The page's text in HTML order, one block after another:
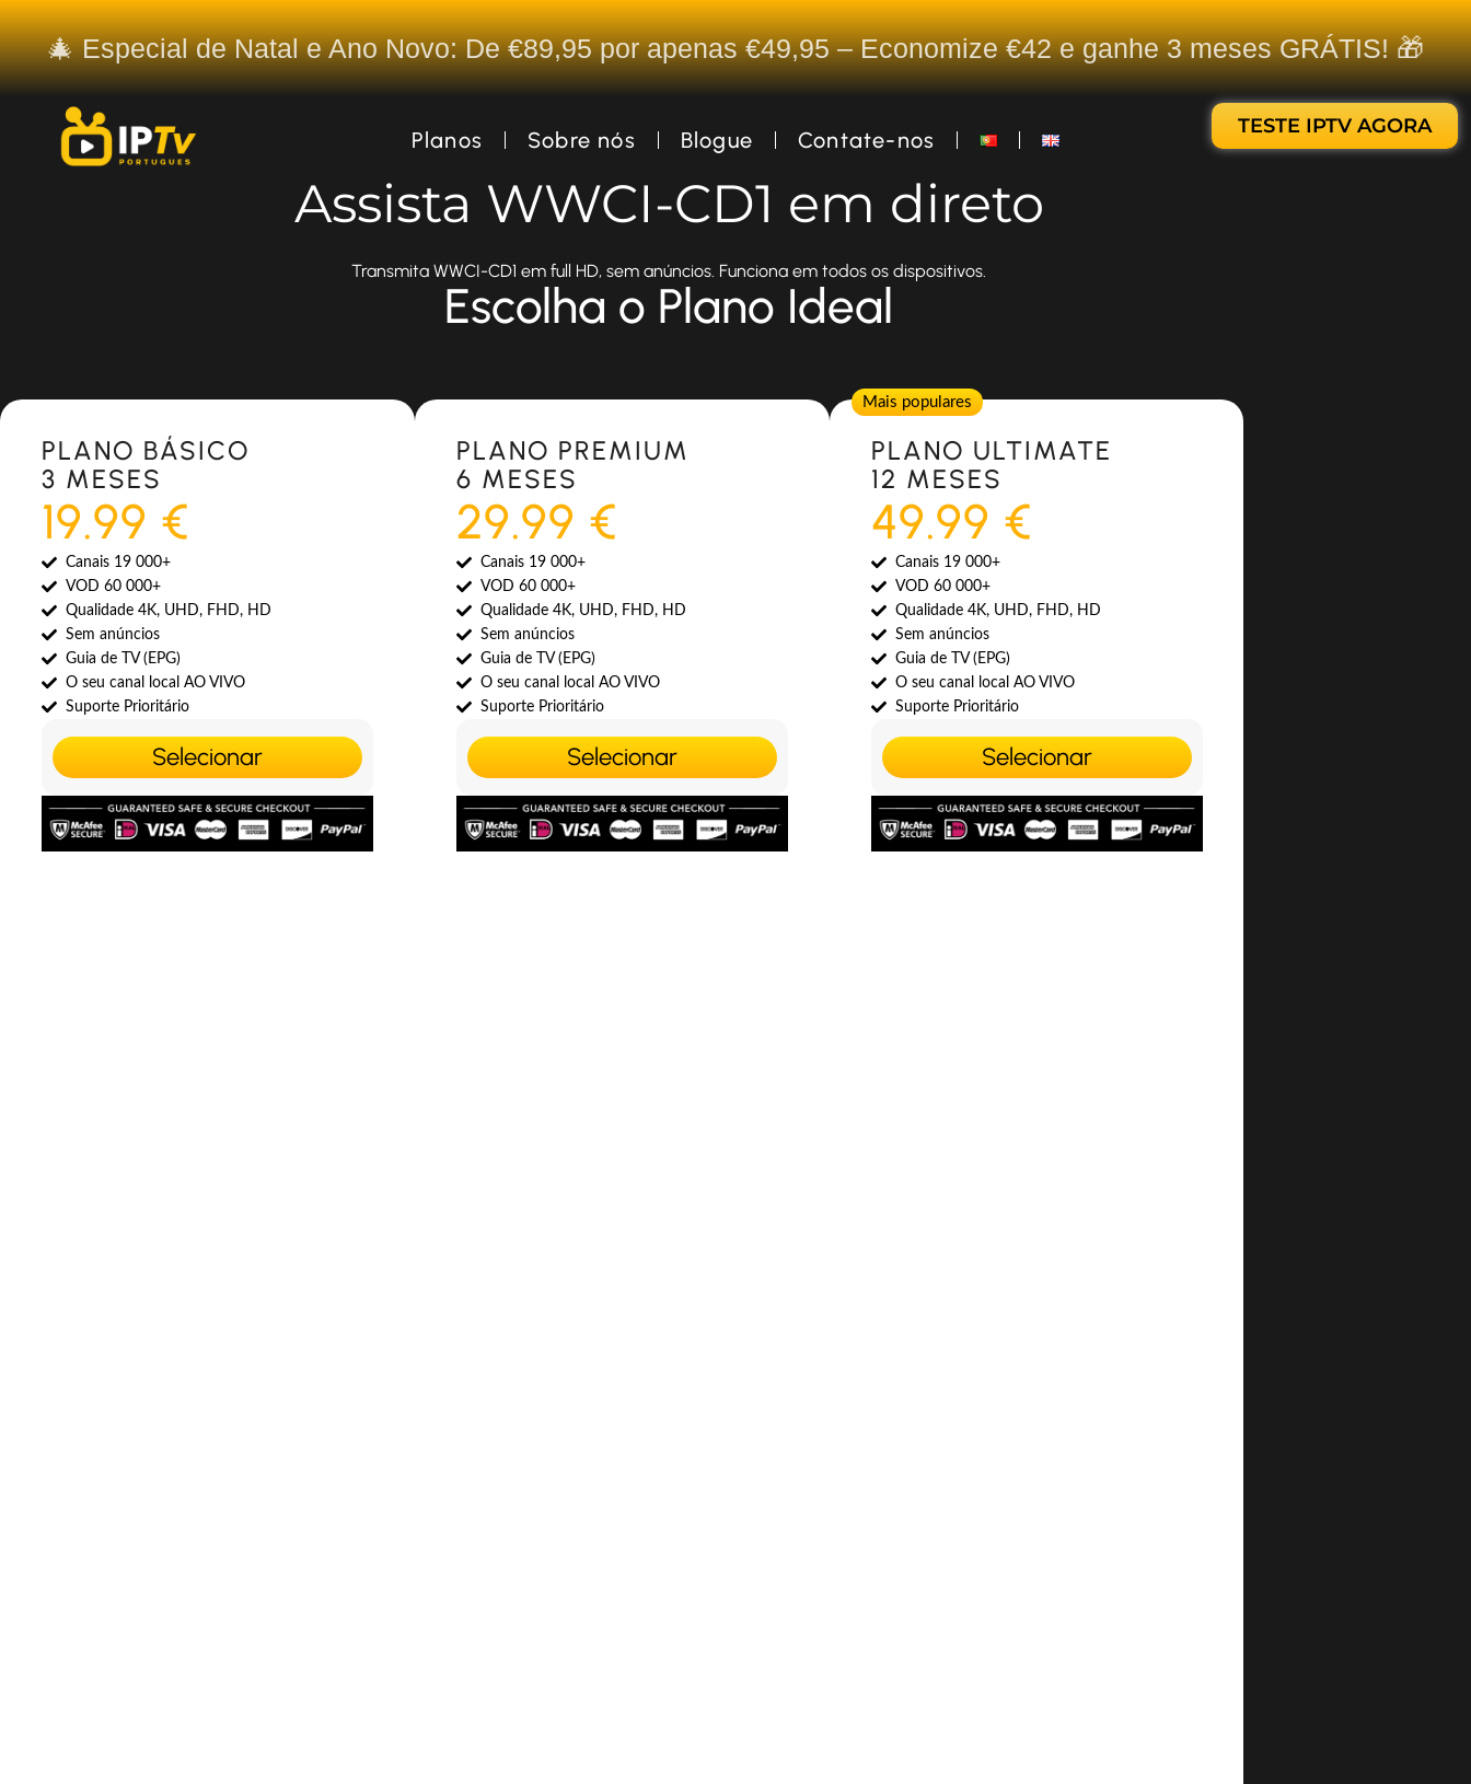
🎄 Especial de Natal e Ano Novo: De €89,95 por apenas €49,95 – Economize €42 e ganhe 3 meses GRÁTIS! 🎁
Planos Sobre nós Blogue Contate-nos
TESTE IPTV AGORA
Assista WWCI-CD1 em direto
Transmita WWCI-CD1 em full HD, sem anúncios. Funciona em todos os dispositivos.
Escolha o Plano Ideal
Most Popular
PLANO BÁSICO
3 MESES
19.99 €
Canais 19 000+
VOD 60 000+
Qualidade 4K, UHD, FHD, HD
Sem anúncios
Guia de TV (EPG)
O seu canal local AO VIVO
Suporte Prioritário
Selecionar
Most Popular
PLANO PREMIUM
6 MESES
29.99 €
Canais 19 000+
VOD 60 000+
Qualidade 4K, UHD, FHD, HD
Sem anúncios
Guia de TV (EPG)
O seu canal local AO VIVO
Suporte Prioritário
Selecionar
Mais populares
PLANO ULTIMATE
12 MESES
49.99 €
Canais 19 000+
VOD 60 000+
Qualidade 4K, UHD, FHD, HD
Sem anúncios
Guia de TV (EPG)
O seu canal local AO VIVO
Suporte Prioritário
Selecionar